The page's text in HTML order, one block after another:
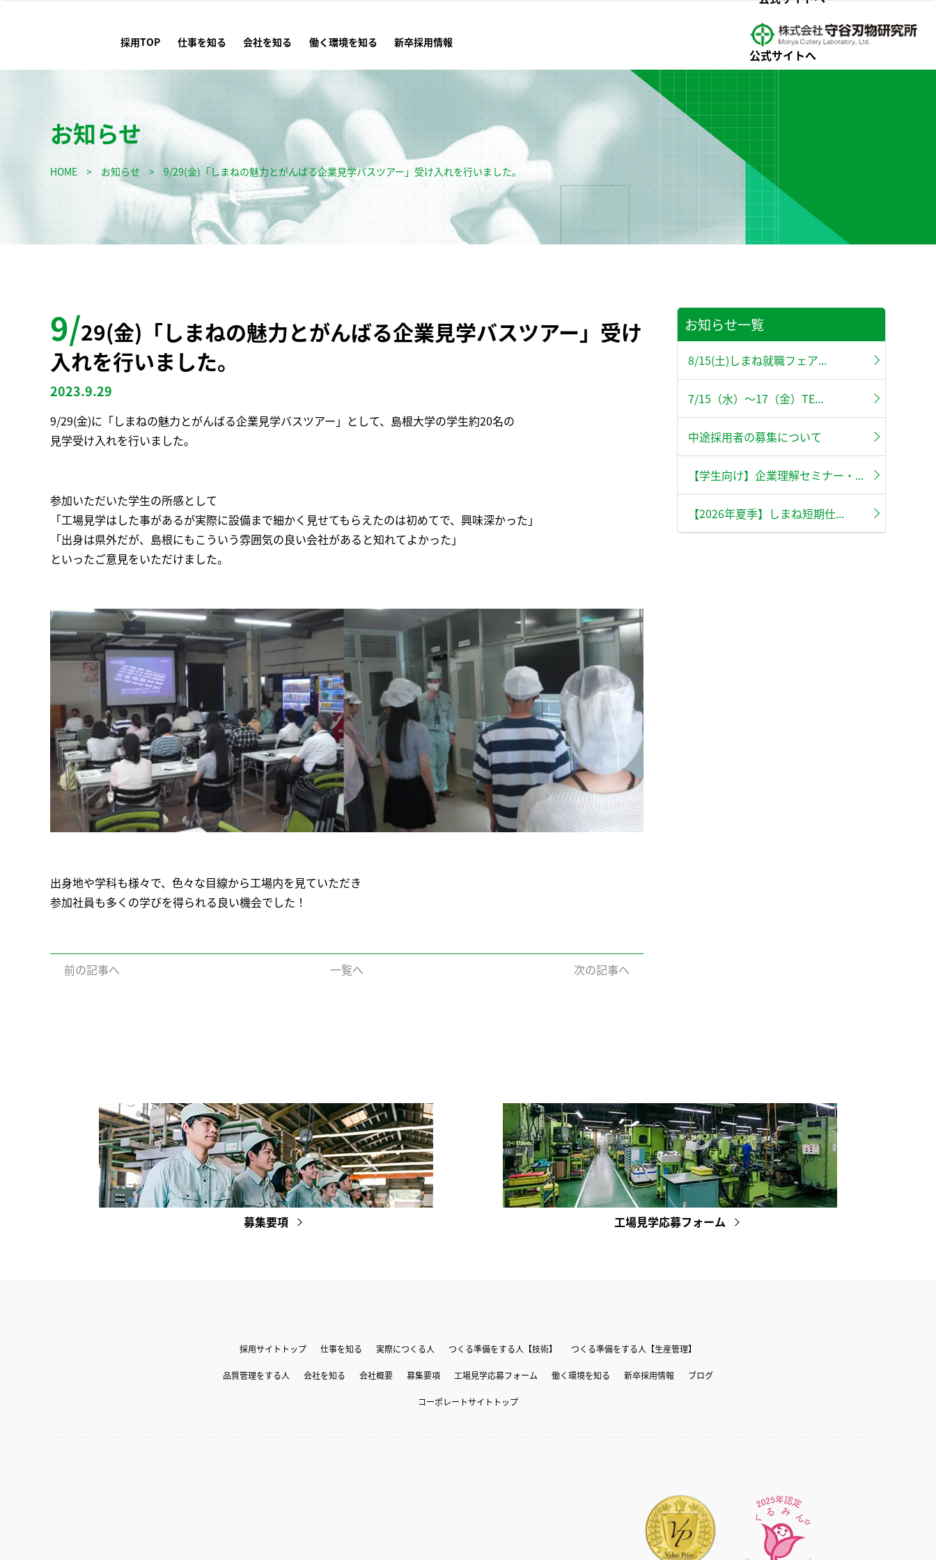
採用TOP 仕事を知る 会社を知る 働く環境を知る 新卒採用情報
公式サイトへ
お知らせ
HOME > お知らせ > 9/29(金)「しまねの魅力とがんばる企業見学バスツアー」受け入れを行いました。
9/29(金)「しまねの魅力とがんばる企業見学バスツアー」受け
入れを行いました。
2023.9.29
9/29(金)に「しまねの魅力とがんばる企業見学バスツアー」として、島根大学の学生約20名の
見学受け入れを行いました。
参加いただいた学生の所感として
「工場見学はした事があるが実際に設備まで細かく見せてもらえたのは初めてで、興味深かった」
「出身は県外だが、島根にもこういう雰囲気の良い会社があると知れてよかった」
といったご意見をいただけました。
出身地や学科も様々で、色々な目線から工場内を見ていただき
参加社員も多くの学びを得られる良い機会でした！
前の記事へ 一覧へ 次の記事へ
お知らせ一覧
8/15(土)しまね就職フェア...
7/15（水）～17（金）TE...
中途採用者の募集について
【学生向け】企業理解セミナー・...
【2026年夏季】しまね短期仕...
募集要項 工場見学応募フォーム
採用サイトトップ 仕事を知る 実際につくる人 つくる準備をする人【技術】 つくる準備をする人【生産管理】
品質管理をする人 会社を知る 会社概要 募集要項 工場見学応募フォーム 働く環境を知る 新卒採用情報 ブログ
コーポレートサイトトップ